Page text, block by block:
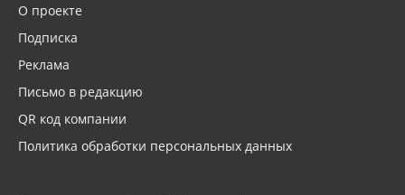
О проекте
Подписка
Реклама
Письмо в редакцию
QR код компании
Политика обработки персональных данных